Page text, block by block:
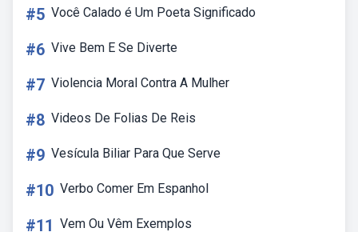
#5 Você Calado é Um Poeta Significado
#6 Vive Bem E Se Diverte
#7 Violencia Moral Contra A Mulher
#8 Videos De Folias De Reis
#9 Vesícula Biliar Para Que Serve
#10 Verbo Comer Em Espanhol
#11 Vem Ou Vêm Exemplos